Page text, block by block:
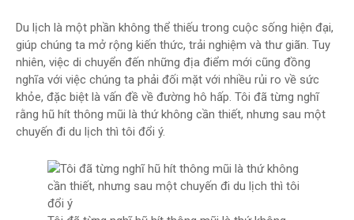
Du lịch là một phần không thể thiếu trong cuộc sống hiện đại,
giúp chúng ta mở rộng kiến thức, trải nghiệm và thư giãn. Tuy
nhiên, việc di chuyển đến những địa điểm mới cũng đồng
nghĩa với việc chúng ta phải đối mặt với nhiều rủi ro về sức
khỏe, đặc biệt là vấn đề về đường hô hấp. Tôi đã từng nghĩ
rằng hũ hít thông mũi là thứ không cần thiết, nhưng sau một
chuyến đi du lịch thì tôi đổi ý.